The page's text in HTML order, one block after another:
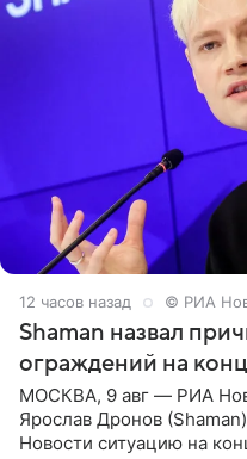
12 часов назад © РИА
Shaman назвал
ограждений на
МОСКВА, 9 авг — РИА
Ярослав Дронов
Новости ситуацию на